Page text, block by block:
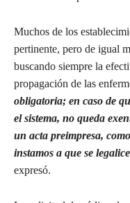
Muchos de los
pertinente, pero de igual
buscando siempre la
propagación de las
obligatoria; en caso de
el sistema, no queda
un acta preimpresa,
instamos a que se
expresó.